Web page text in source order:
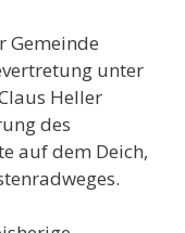
Gemeinde
unter
Heller
des
auf dem Deich,